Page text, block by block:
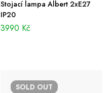
Stojací lampa Albert 2xE27
IP20
3990 Kč
SOLD OUT